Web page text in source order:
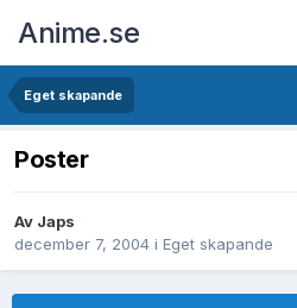
Anime.se
Eget skapande
Poster
Av Japs
december 7, 2004 i Eget skapande